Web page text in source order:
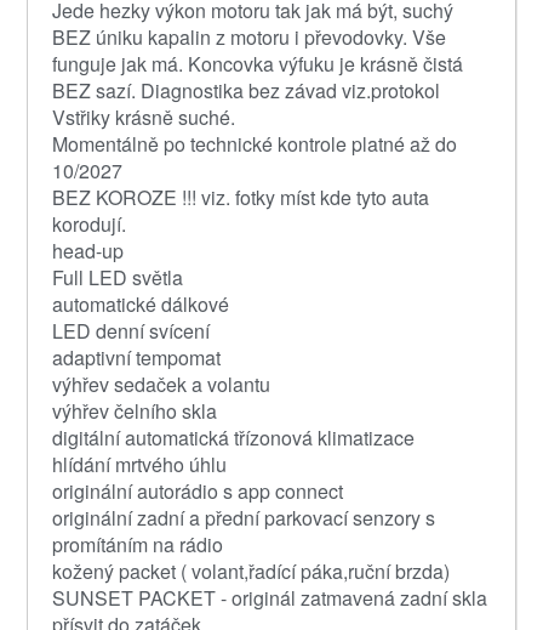
Jede hezky výkon motoru tak jak má být, suchý
BEZ úniku kapalin z motoru i převodovky. Vše
funguje jak má. Koncovka výfuku je krásně čistá
BEZ sazí. Diagnostika bez závad viz.protokol
Vstřiky krásně suché.
Momentálně po technické kontrole platné až do
10/2027
BEZ KOROZE !!! viz. fotky míst kde tyto auta
korodují.
head-up
Full LED světla
automatické dálkové
LED denní svícení
adaptivní tempomat
výhřev sedaček a volantu
výhřev čelního skla
digitální automatická třízonová klimatizace
hlídání mrtvého úhlu
originální autorádio s app connect
originální zadní a přední parkovací senzory s
promítáním na rádio
kožený packet ( volant,řadící páka,ruční brzda)
SUNSET PACKET - originál zatmavená zadní skla